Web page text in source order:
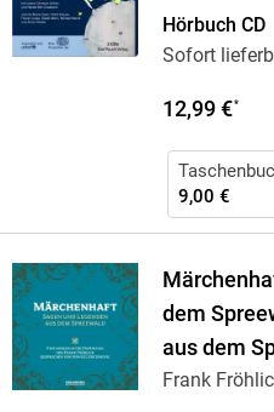
Hörbuch CD
Sofort
12,99 €*
9,00 €
dem
aus dem
Frank